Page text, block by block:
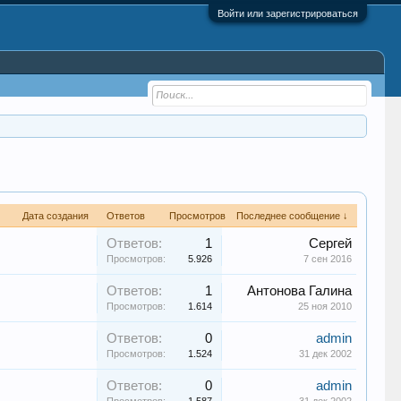
Войти или зарегистрироваться
Дата создания Ответов Просмотров Последнее сообщение ↓
Ответов: 1
Просмотров: 5.926
Сергей
7 сен 2016
Ответов: 1
Просмотров: 1.614
Антонова Галина
25 ноя 2010
Ответов: 0
Просмотров: 1.524
admin
31 дек 2002
Ответов: 0 admin